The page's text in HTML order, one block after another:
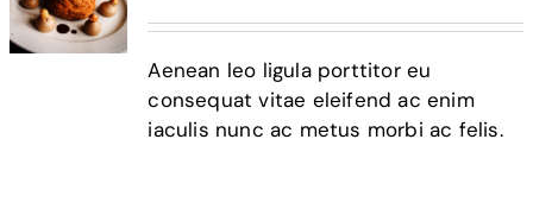
DETALLES
Aenean leo ligula porttitor eu
consequat vitae eleifend ac enim
iaculis nunc ac metus morbi ac felis.